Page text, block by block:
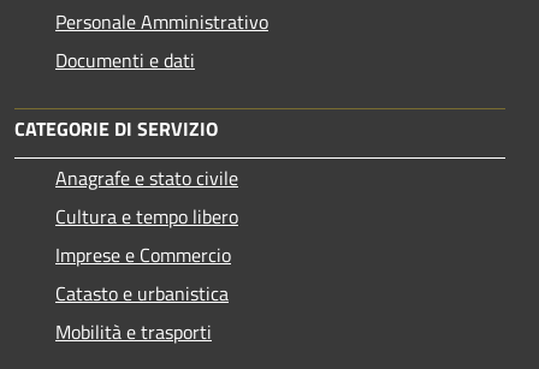
Personale Amministrativo
Documenti e dati
CATEGORIE DI SERVIZIO
Anagrafe e stato civile
Cultura e tempo libero
Imprese e Commercio
Catasto e urbanistica
Mobilità e trasporti